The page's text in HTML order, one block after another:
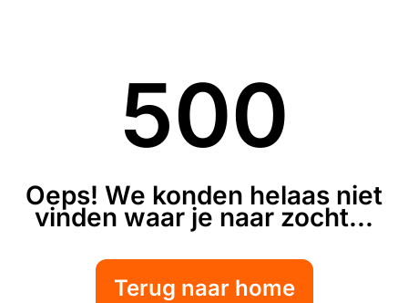
500
Oeps! We konden helaas niet
vinden waar je naar zocht...
Terug naar home